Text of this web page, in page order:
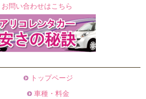
お問い合わせはこちら
トップページ
車種・料金